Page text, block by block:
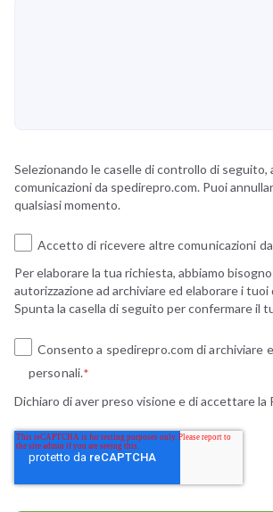
Selezionando le caselle di controllo di
comunicazioni da spedirepro.com. Puoi
qualsiasi momento.
Accetto di ricevere altre comunicazioni
Per elaborare la tua richiesta, abbiamo
autorizzazione ad archiviare ed elaborare i
Spunta la casella di seguito per confermare il
Consento a spedirepro.com di archiviare
personali.*
Dichiaro di aver preso visione e di accettare la